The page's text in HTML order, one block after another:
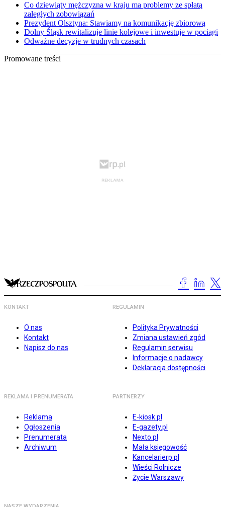
Co dziewiąty mężczyzna w kraju ma problemy ze spłatą
zaległych zobowiązań
Prezydent Olsztyna: Stawiamy na komunikację zbiorową
Dolny Śląsk rewitalizuje linie kolejowe i inwestuje w pociągi
Odważne decyzje w trudnych czasach
Promowane treści
KONTAKT
O nas
Kontakt
Napisz do nas
REGULAMIN
Polityka Prywatności
Zmiana ustawień zgód
Regulamin serwisu
Informacje o nadawcy
Deklaracja dostępności
REKLAMA I PRENUMERATA
Reklama
Ogłoszenia
Prenumerata
Archiwum
PARTNERZY
E-kiosk.pl
E-gazety.pl
Nexto.pl
Mała księgowość
Kancelarierp.pl
Wieści Rolnicze
Życie Warszawy